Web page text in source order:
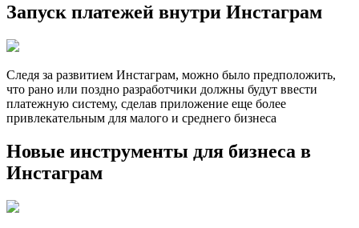
Запуск платежей внутри Инстаграм
Следя за развитием Инстаграм, можно было предположить,
что рано или поздно разработчики должны будут ввести
платежную систему, сделав приложение еще более
привлекательным для малого и среднего бизнеса
Новые инструменты для бизнеса в
Инстаграм